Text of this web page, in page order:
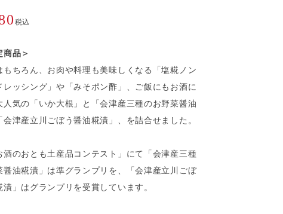
税込
商品＞
もちろん、お肉や料理も美味しくなる「塩糀ノン
レッシング」や「みそポン酢」、ご飯にもお酒に
人気の「いか大根」と「会津産三種のお野菜醤油
会津産立川ごぼう醤油糀漬」、を詰合せました。
酒のおとも土産品コンテスト」にて「会津産三種
醤油糀漬」は準グランプリを、「会津産立川ごぼ
漬」はグランプリを受賞しています。